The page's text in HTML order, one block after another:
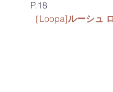
P.18
［Loopa]ルーシュ